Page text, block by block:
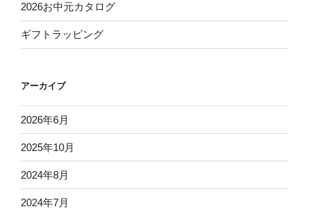
2026お中元カタログ
ギフトラッピング
アーカイブ
2026年6月
2025年10月
2024年8月
2024年7月